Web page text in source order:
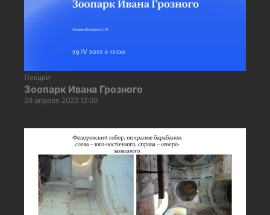
Лекции
Зоопарк Ивана Грозного
29 апреля 2022 12:00